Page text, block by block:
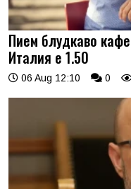
Пием блудкаво
Италия е 1.50
06 Aug 12:10 0